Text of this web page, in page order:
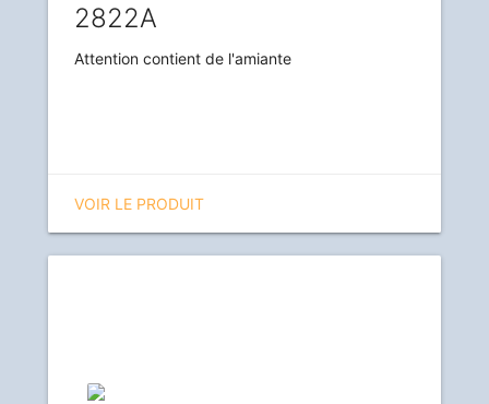
2822A
Attention contient de l'amiante
VOIR LE PRODUIT